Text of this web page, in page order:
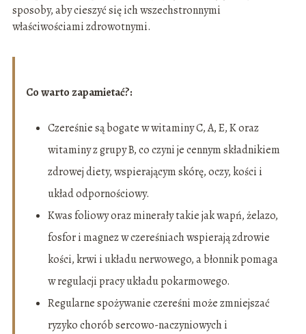
sposoby, aby cieszyć się ich wszechstronnymi
właściwościami zdrowotnymi.
Co warto zapamietać?:
Czereśnie są bogate w witaminy C, A, E, K oraz
witaminy z grupy B, co czyni je cennym składnikiem
zdrowej diety, wspierającym skórę, oczy, kości i
układ odpornościowy.
Kwas foliowy oraz minerały takie jak wapń, żelazo,
fosfor i magnez w czereśniach wspierają zdrowie
kości, krwi i układu nerwowego, a błonnik pomaga
w regulacji pracy układu pokarmowego.
Regularne spożywanie czereśni może zmniejszać
ryzyko chorób sercowo-naczyniowych i